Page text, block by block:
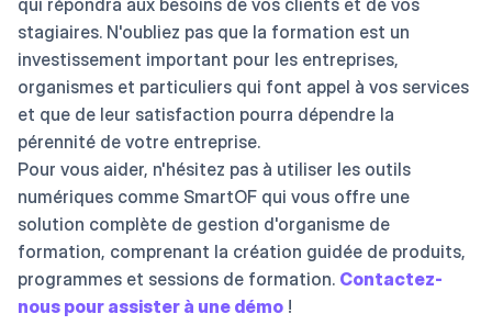
qui répondra aux besoins de vos clients et de vos
stagiaires. N'oubliez pas que la formation est un
investissement important pour les entreprises,
organismes et particuliers qui font appel à vos services
et que de leur satisfaction pourra dépendre la
pérennité de votre entreprise.
Pour vous aider, n'hésitez pas à utiliser les outils
numériques comme SmartOF qui vous offre une
solution complète de gestion d'organisme de
formation, comprenant la création guidée de produits,
programmes et sessions de formation. Contactez-
nous pour assister à une démo !